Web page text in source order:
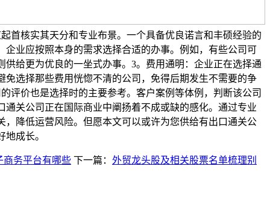
首核实其天分和专业布景。一个具备优良诺言和丰硕经验的
业应按照本身的需求选择合适的办事。例如，有些公司可
给更为优良的一坐式办事。3。费用通明：企业正在选择通
选择那些费用恍惚不清的公司，免得后期发生不需要的争
评价也是选择时的主要参考。客户案例等体例，判断该公司
关公司正在国际商业中阐扬着不成或缺的感化。通过专业
降低运营风险。但愿本文可以或许为您供给有出口通关公
成长。
商务平台有哪些 下一篇： 外贸龙头股及相关股票名单梳理别